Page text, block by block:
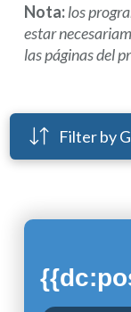
Nota:los
estar
las páginas del
Filter by